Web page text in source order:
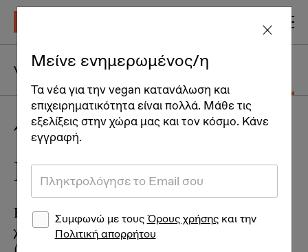
Vegan Life Άνθρωποι
Ένας vegan στην
Πράγα
Η Πράγα, πρωτεύουσα της Τσεχίας, είναι
χτισμένη γύρω από τον ποταμό Μολδάβα
Μείνε ενημερωμένος/η
Τα νέα για την vegan κατανάλωση και
επιχειρηματικότητα είναι πολλά. Μάθε τις
εξελίξεις στην χώρα μας και τον κόσμο. Κάνε
εγγραφή.
Συμφωνώ με τουςΌρους χρήσηςκαι την
Πολιτική απορρήτου